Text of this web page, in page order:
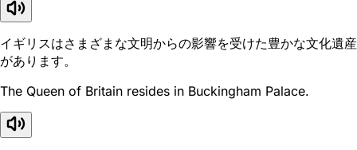
イギリスはさまざまな文明からの影響を受けた豊かな文化遺産
があります。
The Queen of Britain resides in Buckingham Palace.